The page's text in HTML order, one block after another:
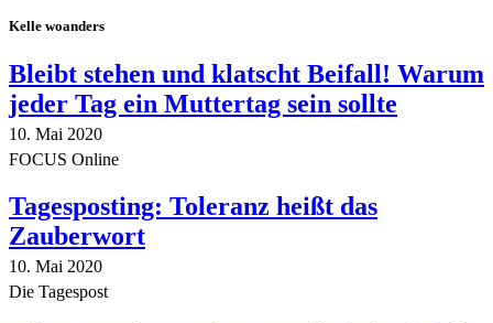
Kelle woanders
Bleibt stehen und klatscht Beifall! Warum
jeder Tag ein Muttertag sein sollte
10. Mai 2020
FOCUS Online
Tagesposting: Toleranz heißt das
Zauberwort
10. Mai 2020
Die Tagespost